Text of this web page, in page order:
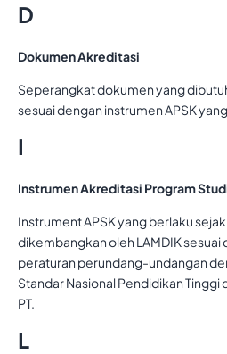
D
Dokumen Akreditasi
Seperangkat dokumen yang
sesuai dengan instrumen APSK
I
Instrumen Akreditasi Program
Instrument APSK yang berlaku
dikembangkan oleh LAMDIK
peraturan perundang-undangan
Standar Nasional Pendidikan
PT.
L